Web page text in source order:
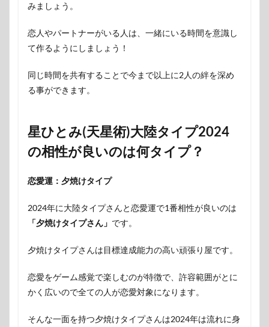
みましょう。
恋人やパートナーがいる人は、一緒にいる時間を意識し
て作るようにしましょう！
同じ時間を共有することで今まで以上に2人の絆を深め
る事ができます。
星ひとみ(天星術)大陸タイプ2024
の相性が良いのは何タイプ？
恋愛運：夕焼けタイプ
2024年に大陸タイプさんと恋愛運で1番相性が良いのは
「夕焼けタイプさん」 です。
夕焼けタイプさんは目標達成能力の高い頑張り屋です。
恋愛をゲーム感覚で楽しむのが特徴で、許容範囲がとに
かく広いので全ての人が恋愛対象になります。
そんな一面を持つ夕焼けタイプさんは2024年は流れに身